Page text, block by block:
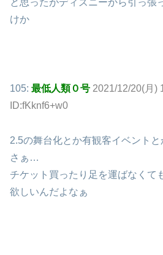
けか
105: 最低人類０号 2021/12/20(月)
ID:fKknf6+w0
2.5の舞台化とか有観客イベント
さぁ…
チケット買ったり足を運ばなくて
欲しいんだよなぁ